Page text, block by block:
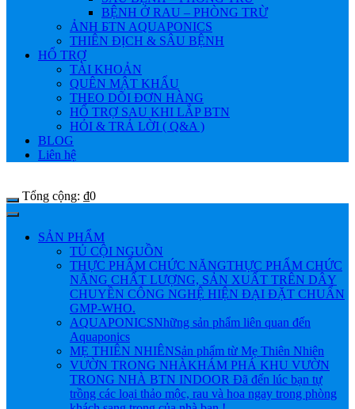
BỆNH Ở RAU – PHÒNG TRỪ
ẢNH БTN AQUAPONICS
THIÊN ĐỊCH & SÂU BỆNH
HỔ TRỢ
TÀI KHOẢN
QUÊN MẬT KHẨU
THEO DÕI ĐƠN HÀNG
HỔ TRỢ SAU KHI LẮP BTN
HỎI & TRẢ LỜI ( Q&A )
BLOG
Liên hệ
Tổng cộng: ₫0
SẢN PHẨM
TỦ CỘI NGUỒN
THỰC PHẨM CHỨC NĂNGTHỰC PHẨM CHỨC
NĂNG CHẤT LƯỢNG, SẢN XUẤT TRÊN DÂY
CHUYỀN CÔNG NGHỆ HIỆN ĐẠI ĐẶT CHUẨN
GMP-WHO.
AQUAPONICSNhững sản phẩm liên quan đến
Aquaponics
MẸ THIÊN NHIÊNSản phẩm từ Mẹ Thiên Nhiên
VƯỜN TRONG NHÀKHÁM PHÁ KHU VƯỜN
TRONG NHÀ BTN INDOOR Đã đến lúc bạn tự
trồng các loại thảo mộc, rau và hoa ngay trong phòng